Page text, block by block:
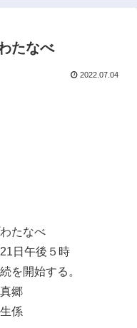
たなべ
2022.07.04
たなべ
日午後５時
開始する。
郷
係